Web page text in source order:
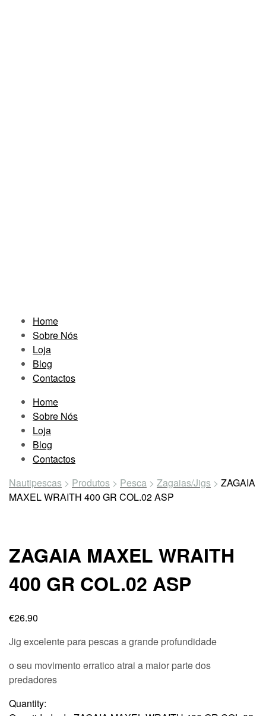
Home
Sobre Nós
Loja
Blog
Contactos
Home
Sobre Nós
Loja
Blog
Contactos
Nautipescas > Produtos > Pesca > Zagaias/Jigs > ZAGAIA
MAXEL WRAITH 400 GR COL.02 ASP
ZAGAIA MAXEL WRAITH
400 GR COL.02 ASP
€26.90
Jig excelente para pescas a grande profundidade
o seu movimento erratico atrai a maior parte dos
predadores
Quantity: